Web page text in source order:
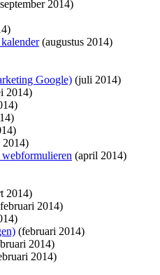
2014)
(augustus 2014)
Google) (juli 2014)
2014)
2014)
webformulieren (april 2014)
2014)
2014)
(februari 2014)
2014)
2014)